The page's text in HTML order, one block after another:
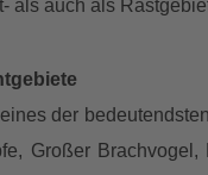
als auch als
der
Großer